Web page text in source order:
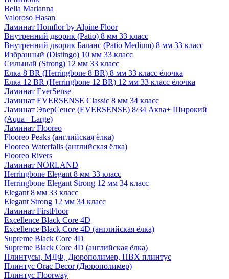
Bella Marianna
Valoroso Hasan
Ламинат Homflor by Alpine Floor
Внутренний дворик (Patio) 8 мм 33 класс
Внутренний дворик Баланс (Patio Medium) 8 мм 33 класс
Избранный (Distingo) 10 мм 33 класс
Сильный (Strong) 12 мм 33 класс
Елка 8 BR (Herringbone 8 BR) 8 мм 33 класс ёлочка
Елка 12 BR (Herringbone 12 BR) 12 мм 33 класс ёлочка
Ламинат EverSense
Ламинат EVERSENSE Classic 8 мм 34 класс
Ламинат ЭверСенсе (EVERSENSE) 8/34 Аква+ Широкий
(Aqua+ Large)
Ламинат Flooreo
Flooreo Peaks (английская ёлка)
Flooreo Waterfalls (английская ёлка)
Flooreo Rivers
Ламинат NORLAND
Herringbone Elegant 8 мм 33 класс
Herringbone Elegant Strong 12 мм 34 класс
Elegant 8 мм 33 класс
Elegant Strong 12 мм 34 класс
Ламинат FirstFloor
Excellence Black Core 4D
Excellence Black Core 4D (английская ёлка)
Supreme Black Core 4D
Supreme Black Core 4D (английская ёлка)
Плинтусы, МДФ, Дюрополимер, ПВХ плинтус
Плинтус Orac Decor (Дюрополимер)
Плинтус Floorway